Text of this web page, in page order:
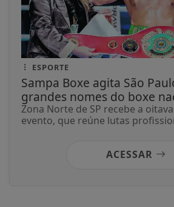
ESPORTE
Sampa Boxe agita São
grandes nomes do boxe
Zona Norte de SP recebe a
evento, que reúne lutas
ACESSAR